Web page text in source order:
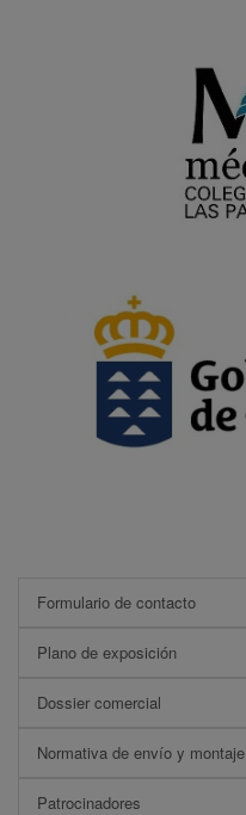
Formulario de contacto
Plano de exposición
Dossier comercial
Normativa de envío y montaje
Patrocinadores